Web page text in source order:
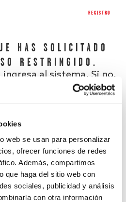
web se usan para personalizar
ofrecer funciones de redes
Además, compartimos
que haga del sitio web con
sociales, publicidad y análisis
con otra información
REGISTRO
HAS SOLICITADO
RESTRINGIDO.
ingresa al sistema. Si no,